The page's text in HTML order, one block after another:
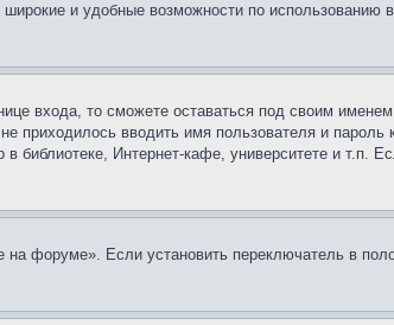
широкие и удобные возможности по
входа, то сможете оставаться под своим
приходилось вводить имя пользователя и
Интернет-кафе, университете и т.п.
форуме». Если установить переключатель в